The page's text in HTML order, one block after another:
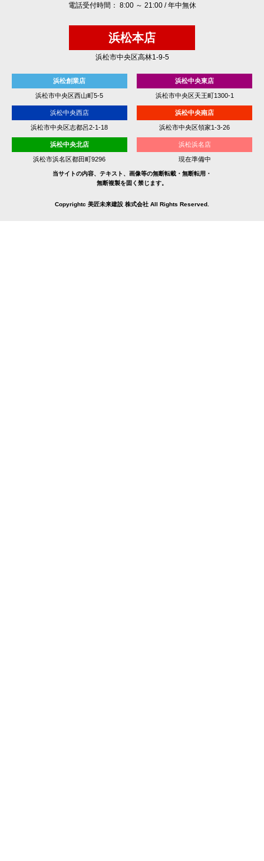
電話受付時間： 8:00 ～ 21:00 / 年中無休
浜松本店
浜松市中央区高林1-9-5
浜松創業店
浜松市中央区西山町5-5
浜松中央東店
浜松市中央区天王町1300-1
浜松中央西店
浜松市中央区志都呂2-1-18
浜松中央南店
浜松市中央区領家1-3-26
浜松中央北店
浜松市浜名区都田町9296
浜松浜名店
現在準備中
当サイトの内容、テキスト、画像等の無断転載・無断転用・
無断複製を固く禁じます。
Copyrightc 美匠未来建設 株式会社 All Rights Reserved.